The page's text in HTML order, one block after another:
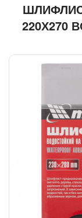
220Х270